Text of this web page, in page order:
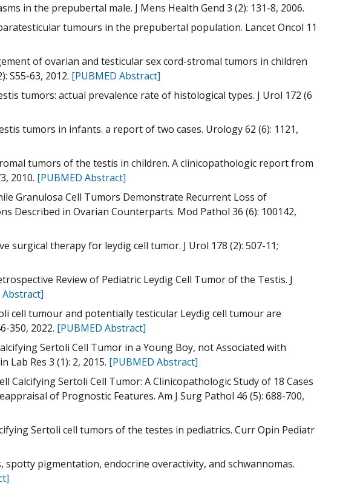
in the prepubertal male. J Mens Health Gend 3 (2): 131-8, 2006.
tumours in the prepubertal population. Lancet Oncol 11
of ovarian and testicular sex cord-stromal tumors in children
S55-63, 2012. [PUBMED Abstract]
tumors: actual prevalence rate of histological types. J Urol 172 (6
tumors in infants. a report of two cases. Urology 62 (6): 1121,
tumors of the testis in children. A clinicopathologic report from
2010. [PUBMED Abstract]
Granulosa Cell Tumors Demonstrate Recurrent Loss of
Described in Ovarian Counterparts. Mod Pathol 36 (6): 100142,
surgical therapy for leydig cell tumor. J Urol 178 (2): 507-11;
Review of Pediatric Leydig Cell Tumor of the Testis. J
Abstract]
cell tumour and potentially testicular Leydig cell tumour are
350, 2022. [PUBMED Abstract]
Sertoli Cell Tumor in a Young Boy, not Associated with
Lab Res 3 (1): 2, 2015. [PUBMED Abstract]
Calcifying Sertoli Cell Tumor: A Clinicopathologic Study of 18 Cases
of Prognostic Features. Am J Surg Pathol 46 (5): 688-700,
Sertoli cell tumors of the testes in pediatrics. Curr Opin Pediatr
spotty pigmentation, endocrine overactivity, and schwannomas.